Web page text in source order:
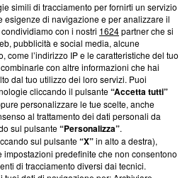
trasparenti su Blasting
editoriali e su come ci impegniamo a
afferma la nostra aderenza a
Integrity’Blasting News non è
ma ha richiesto di farne
ancora effettuato una verifica di
simili di tracciamento per fornirti un servizio
esigenze di navigazione e per analizzare il
con i nostri 1624partner che si
pubblicità e social media, alcune
come l’indirizzo IP e le caratteristiche del tuo
con altre informazioni che hai
dal tuo utilizzo dei loro servizi. Puoi
cliccando il pulsante“Accetta tutti”
personalizzare le tue scelte, anche
al trattamento dei dati personali da
sul pulsante“Personalizza”.
sul pulsante“X”in alto a destra),
predefinite che non consentono
di tracciamento diversi dai tecnici.